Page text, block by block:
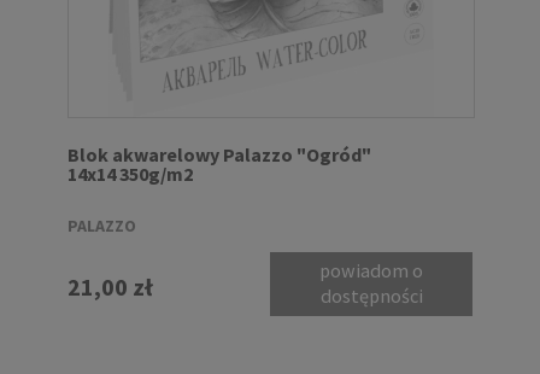
Blok akwarelowy Palazzo "Ogród"
14x14 350g/m2
PALAZZO
21,00 zł
powiadom o
dostępności